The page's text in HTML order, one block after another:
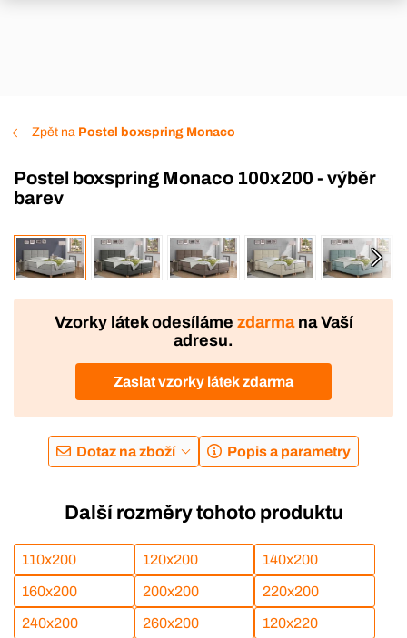
Zpět na Postel boxspring Monaco
Postel boxspring Monaco 100x200 - výběr
barev
VÝROBA
Vzorky látek odesíláme zdarmana Vaší
adresu.
Zaslat vzorky látek zdarma
Dotaz na zboží Popis a parametry
Další rozměry tohoto produktu
110x200 120x200 140x200
160x200 200x200 220x200
240x200 260x200 120x220